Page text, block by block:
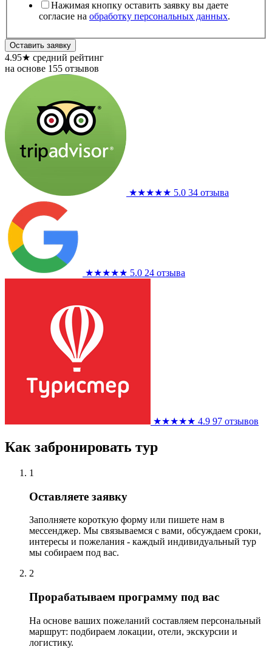
Нажимая кнопку оставить заявку вы даете
согласие на обработку персональных данных.
Оставить заявку
4.95★ средний рейтинг
на основе 155 отзывов
★★★★★ 5.0 34 отзыва
★★★★★ 5.0 24 отзыва
★★★★★ 4.9 97 отзывов
Как забронировать тур
1
Оставляете заявку
Заполняете короткую форму или пишете нам в
мессенджер. Мы связываемся с вами, обсуждаем сроки,
интересы и пожелания - каждый индивидуальный тур
мы собираем под вас.
2
Прорабатываем программу под вас
На основе ваших пожеланий составляем персональный
маршрут: подбираем локации, отели, экскурсии и
логистику.